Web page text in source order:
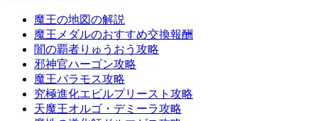
魔王の地図の解説
魔王メダルのおすすめ交換報酬
闇の覇者りゅうおう攻略
邪神官ハーゴン攻略
魔王バラモス攻略
究極進化エビルプリースト攻略
天魔王オルゴ・デミーラ攻略